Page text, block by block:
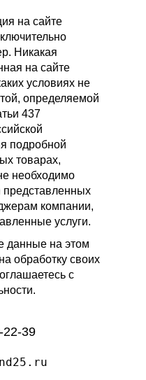
на сайте
Никакая
на сайте
условиях не
определяемой
437
подробной
товарах,
необходимо
представленных
компании,
услуги.
данные на этом
обработку своих
с
22-39